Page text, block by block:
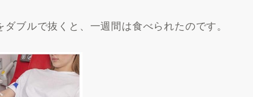
ブルで抜くと、一週間は食べられたのです。